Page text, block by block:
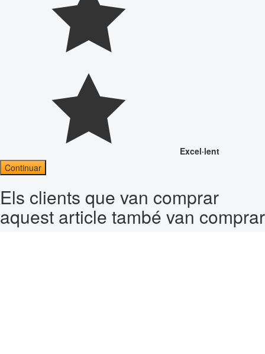
Excel·lent
Continuar
Els clients que van comprar
aquest article també van comprar